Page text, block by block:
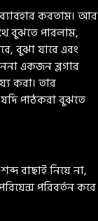
করতাম। আর
বুঝতে পারলাম,
বুঝা যাবে এবং
একজন ব্লগার
করা। তার
পাঠকরা বুঝতে
বাছাই নিয়ে না,
পরিবর্তন করে